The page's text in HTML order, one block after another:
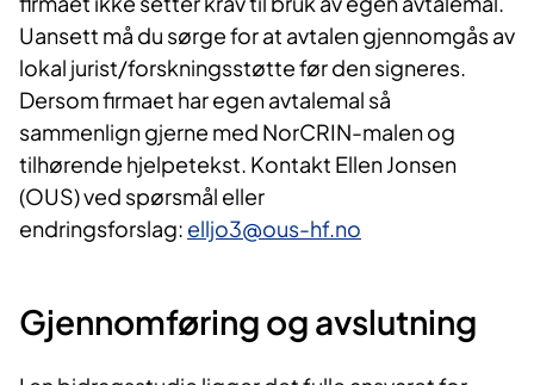
Uansett må du sørge for at avtalen gjennomgås av
lokal jurist/forskningsstøtte før den signeres.
Dersom firmaet har egen avtalemal så
sammenlign gjerne med NorCRIN-malen og
tilhørende hjelpetekst. Kontakt Ellen Jonsen
(OUS) ved spørsmål eller
endringsforslag: elljo3@ous-hf.no
Gjennomføring og avslutning